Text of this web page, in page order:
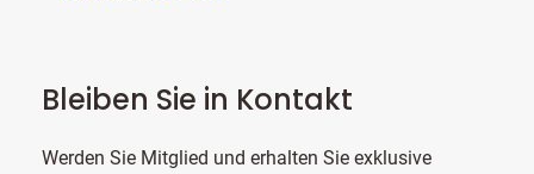
Bleiben Sie in Kontakt
Werden Sie Mitglied und erhalten Sie exklusive